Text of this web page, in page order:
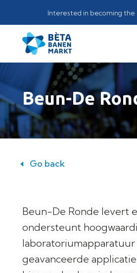
Interested in becoming the
Beun-De
Go back
Beun-De Ronde levert
ondersteunt
laboratoriumapparatuur
geavanceerde